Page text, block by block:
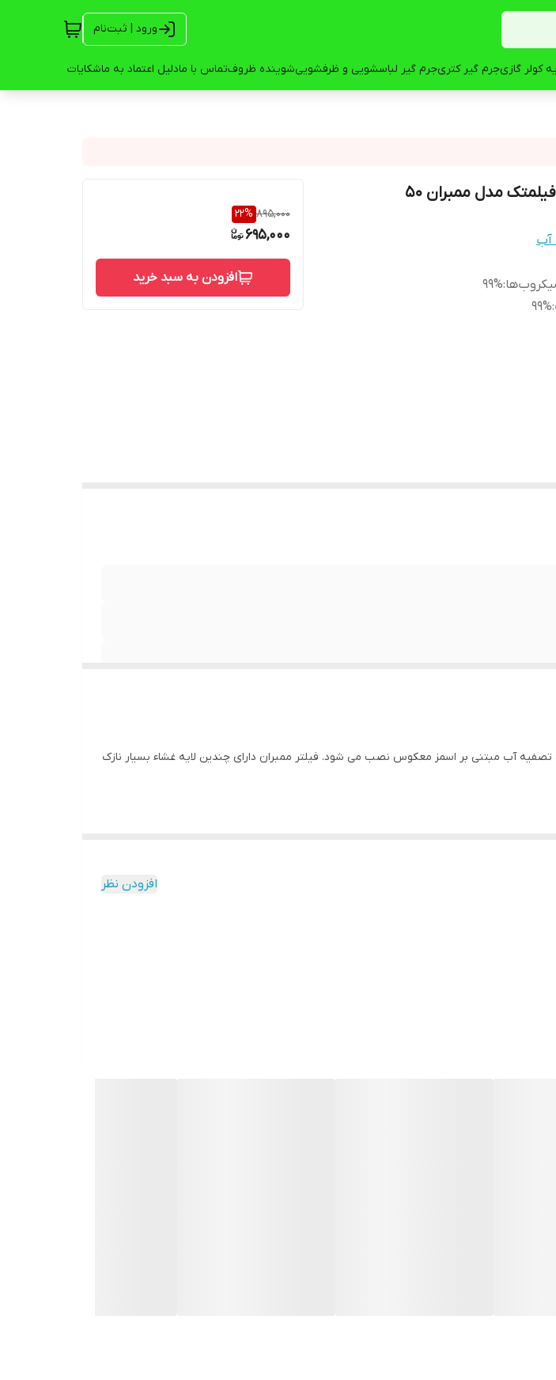
ورود | ثبت‌نام
کولر گازیجرم گیر کتریجرم گیر لباسشویی و ظرفشوییشوینده ظروفتماس با مادلیل اعتماد به ماشکایات
مدل ممبران 50
آب
:
99%
:
99%
895,000
22%
695,000
افزودن به سبد خرید
تصفیه آب مبتنی بر اسمز معکوس نصب می شود. فیلتر ممبران دارای چندین لایه غشاء بسیار نازک
افزودن نظر